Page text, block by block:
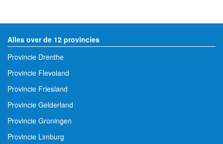
Alles over de 12 provincies
Provincie Drenthe
Provincie Flevoland
Provincie Friesland
Provincie Gelderland
Provincie Groningen
Provincie Limburg